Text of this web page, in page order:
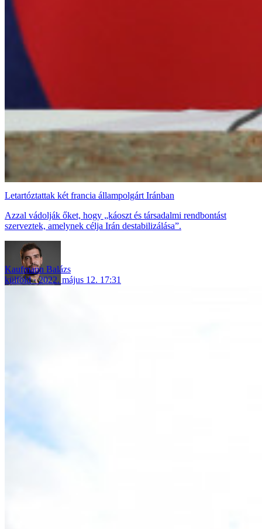
Letartóztattak két francia állampolgárt Iránban
Azzal vádolják őket, hogy „káoszt és társadalmi rendbontást
szerveztek, amelynek célja Irán destabilizálása”.
Kaufmann Balázs
külföld
2022. május 12. 17:31